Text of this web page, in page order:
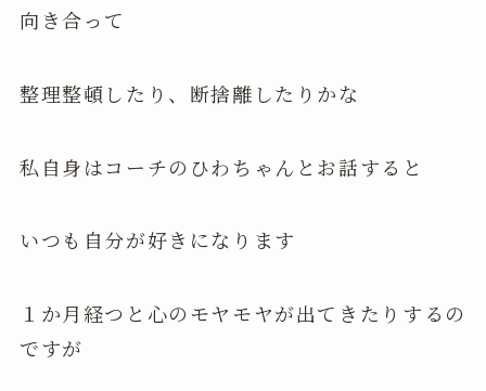
向き合って
整理整頓したり、断捨離したりかな
私自身はコーチのひわちゃんとお話すると
いつも自分が好きになります
１か月経つと心のモヤモヤが出てきたりするの
ですが